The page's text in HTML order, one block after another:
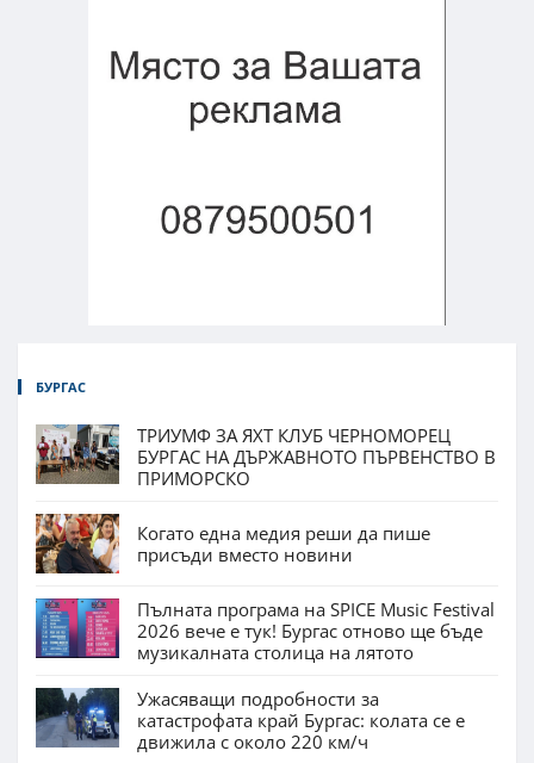
БУРГАС
ТРИУМФ ЗА ЯХТ КЛУБ ЧЕРНОМОРЕЦ
БУРГАС НА ДЪРЖАВНОТО ПЪРВЕНСТВО В
ПРИМОРСКО
Когато една медия реши да пише
присъди вместо новини
Пълната програма на SPICE Music Festival
2026 вече е тук! Бургас отново ще бъде
музикалната столица на лятото
Ужасяващи подробности за
катастрофата край Бургас: колата се е
движила с около 220 км/ч